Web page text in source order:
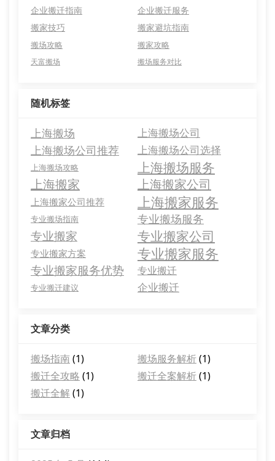
企业搬迁指南
企业搬迁服务
搬家技巧
搬家避坑指南
搬场攻略 搬家攻略
天富搬场 搬场服务对比
随机标签
上海搬场 上海搬场公司
上海搬场公司推荐 上海搬场公司选择
上海搬场攻略 上海搬场服务
上海搬家 上海搬家公司
上海搬家公司推荐 上海搬家服务
专业搬场指南 专业搬场服务
专业搬家 专业搬家公司
专业搬家方案 专业搬家服务
专业搬家服务优势 专业搬迁
专业搬迁建议 企业搬迁
文章分类
搬场指南(1) 搬场服务解析(1)
搬迁全攻略 (1) 搬迁全案解析(1)
搬迁全解(1)
文章归档